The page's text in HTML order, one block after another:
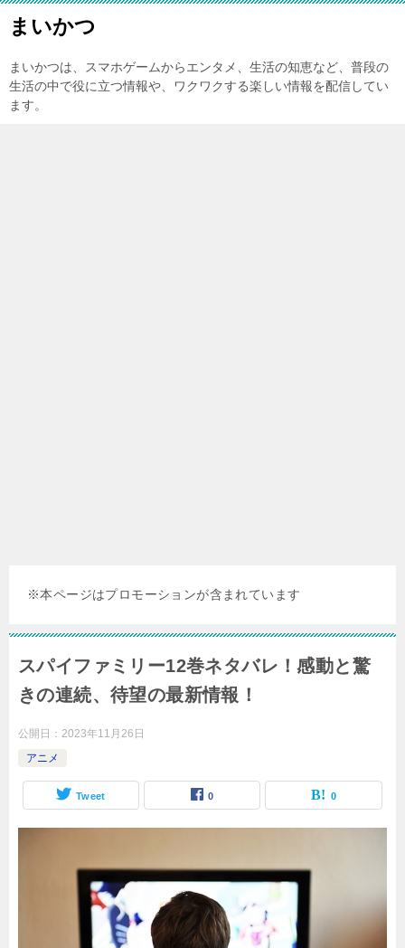
まいかつ
まいかつは、スマホゲームからエンタメ、生活の知恵など、普段の
生活の中で役に立つ情報や、ワクワクする楽しい情報を配信してい
ます。
※本ページはプロモーションが含まれています
スパイファミリー12巻ネタバレ！感動と驚
きの連続、待望の最新情報！
公開日： 2023年11月26日
アニメ
Tweet 0 0